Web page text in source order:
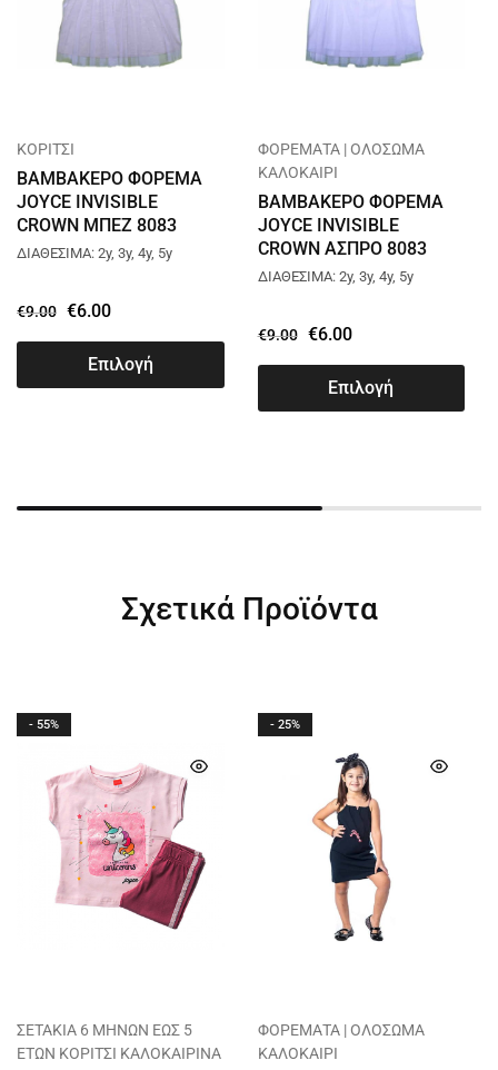
ΚΟΡΙΤΣΙ
ΒΑΜΒΑΚΕΡΟ ΦΟΡΕΜΑ
JOYCE INVISIBLE
CROWN ΜΠΕΖ 8083
ΔΙΑΘΕΣΙΜΑ: 2y, 3y, 4y, 5y
€9.00 €6.00
Επιλογή
ΦΟΡΕΜΑΤΑ | ΟΛΟΣΩΜΑ
ΚΑΛΟΚΑΙΡΙ
ΒΑΜΒΑΚΕΡΟ ΦΟΡΕΜΑ
JOYCE INVISIBLE
CROWN ΑΣΠΡΟ 8083
ΔΙΑΘΕΣΙΜΑ: 2y, 3y, 4y, 5y
€9.00 €6.00
Επιλογή
Σχετικά Προϊόντα
- 55%
ΣΕΤΑΚΙΑ 6 ΜΗΝΩΝ ΕΩΣ 5
ΕΤΩΝ ΚΟΡΙΤΣΙ ΚΑΛΟΚΑΙΡΙΝΑ
- 25%
ΦΟΡΕΜΑΤΑ | ΟΛΟΣΩΜΑ
ΚΑΛΟΚΑΙΡΙ